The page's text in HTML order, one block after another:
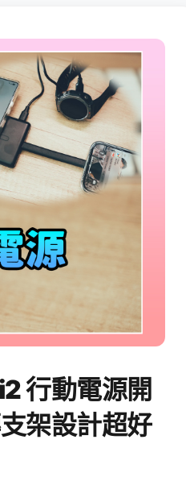
行動電源開
架設計超好